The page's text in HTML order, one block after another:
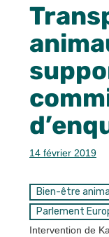
14 février 2019
Bien-être animal
Parlement
Intervention de